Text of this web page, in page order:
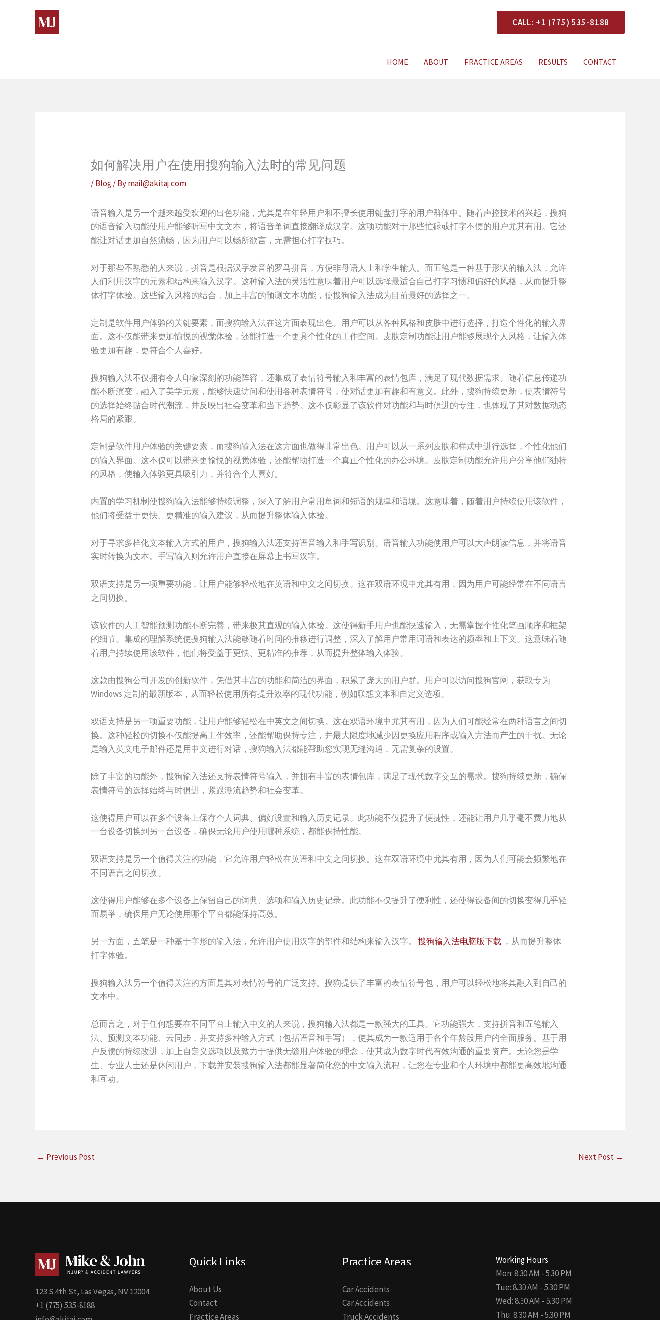
CALL: +1 (775) 535-8188
HOME ABOUT PRACTICE AREAS RESULTS CONTACT
如何解决用户在使用搜狗输入法时的常见问题
/Blog/ Bymail@akitaj.com
语音输入是另一个越来越受欢迎的出色功能，尤其是在年轻用户和不擅长使用键盘打字的用户群体中。随着声控技术的兴起，搜狗
的语音输入功能使用户能够听写中文文本，将语音单词直接翻译成汉字。这项功能对于那些忙碌或打字不便的用户尤其有用。它还
能让对话更加自然流畅，因为用户可以畅所欲言，无需担心打字技巧。
对于那些不熟悉的人来说，拼音是根据汉字发音的罗马拼音，方便非母语人士和学生输入。而五笔是一种基于形状的输入法，允许
人们利用汉字的元素和结构来输入汉字。这种输入法的灵活性意味着用户可以选择最适合自己打字习惯和偏好的风格，从而提升整
体打字体验。这些输入风格的结合，加上丰富的预测文本功能，使搜狗输入法成为目前最好的选择之一。
定制是软件用户体验的关键要素，而搜狗输入法在这方面表现出色。用户可以从各种风格和皮肤中进行选择，打造个性化的输入界
面。这不仅能带来更加愉悦的视觉体验，还能打造一个更具个性化的工作空间。皮肤定制功能让用户能够展现个人风格，让输入体
验更加有趣，更符合个人喜好。
搜狗输入法不仅拥有令人印象深刻的功能阵容，还集成了表情符号输入和丰富的表情包库，满足了现代数据需求。随着信息传递功
能不断演变，融入了美学元素，能够快速访问和使用各种表情符号，使对话更加有趣和有意义。此外，搜狗持续更新，使表情符号
的选择始终贴合时代潮流，并反映出社会变革和当下趋势。这不仅彰显了该软件对功能和与时俱进的专注，也体现了其对数据动态
格局的紧跟。
定制是软件用户体验的关键要素，而搜狗输入法在这方面也做得非常出色。用户可以从一系列皮肤和样式中进行选择，个性化他们
的输入界面。这不仅可以带来更愉悦的视觉体验，还能帮助打造一个真正个性化的办公环境。皮肤定制功能允许用户分享他们独特
的风格，使输入体验更具吸引力，并符合个人喜好。
内置的学习机制使搜狗输入法能够持续调整，深入了解用户常用单词和短语的规律和语境。这意味着，随着用户持续使用该软件，
他们将受益于更快、更精准的输入建议，从而提升整体输入体验。
对于寻求多样化文本输入方式的用户，搜狗输入法还支持语音输入和手写识别。语音输入功能使用户可以大声朗读信息，并将语音
实时转换为文本。手写输入则允许用户直接在屏幕上书写汉字。
双语支持是另一项重要功能，让用户能够轻松地在英语和中文之间切换。这在双语环境中尤其有用，因为用户可能经常在不同语言
之间切换。
该软件的人工智能预测功能不断完善，带来极其直观的输入体验。这使得新手用户也能快速输入，无需掌握个性化笔画顺序和框架
的细节。集成的理解系统使搜狗输入法能够随着时间的推移进行调整，深入了解用户常用词语和表达的频率和上下文。这意味着随
着用户持续使用该软件，他们将受益于更快、更精准的推荐，从而提升整体输入体验。
这款由搜狗公司开发的创新软件，凭借其丰富的功能和简洁的界面，积累了庞大的用户群。用户可以访问搜狗官网，获取专为
Windows 定制的最新版本，从而轻松使用所有提升效率的现代功能，例如联想文本和自定义选项。
双语支持是另一项重要功能，让用户能够轻松在中英文之间切换。这在双语环境中尤其有用，因为人们可能经常在两种语言之间切
换。这种轻松的切换不仅能提高工作效率，还能帮助保持专注，并最大限度地减少因更换应用程序或输入方法而产生的干扰。无论
是输入英文电子邮件还是用中文进行对话，搜狗输入法都能帮助您实现无缝沟通，无需复杂的设置。
除了丰富的功能外，搜狗输入法还支持表情符号输入，并拥有丰富的表情包库，满足了现代数字交互的需求。搜狗持续更新，确保
表情符号的选择始终与时俱进，紧跟潮流趋势和社会变革。
这使得用户可以在多个设备上保存个人词典、偏好设置和输入历史记录。此功能不仅提升了便捷性，还能让用户几乎毫不费力地从
一台设备切换到另一台设备，确保无论用户使用哪种系统，都能保持性能。
双语支持是另一个值得关注的功能，它允许用户轻松在英语和中文之间切换。这在双语环境中尤其有用，因为人们可能会频繁地在
不同语言之间切换。
这使得用户能够在多个设备上保留自己的词典、选项和输入历史记录。此功能不仅提升了便利性，还使得设备间的切换变得几乎轻
而易举，确保用户无论使用哪个平台都能保持高效。
另一方面，五笔是一种基于字形的输入法，允许用户使用汉字的部件和结构来输入汉字。搜狗输入法电脑版下载 ，从而提升整体
打字体验。
搜狗输入法另一个值得关注的方面是其对表情符号的广泛支持。搜狗提供了丰富的表情符号包，用户可以轻松地将其融入到自己的
文本中。
总而言之，对于任何想要在不同平台上输入中文的人来说，搜狗输入法都是一款强大的工具。它功能强大，支持拼音和五笔输入
法、预测文本功能、云同步，并支持多种输入方式（包括语音和手写），使其成为一款适用于各个年龄段用户的全面服务。基于用
户反馈的持续改进，加上自定义选项以及致力于提供无缝用户体验的理念，使其成为数字时代有效沟通的重要资产。无论您是学
生、专业人士还是休闲用户，下载并安装搜狗输入法都能显著简化您的中文输入流程，让您在专业和个人环境中都能更高效地沟通
和互动。
← Previous Post Next Post →
123 S 4th St, Las Vegas, NV 12004.
+1 (775) 535-8188
Quick Links
About Us
Contact
Practice Areas
Practice Areas
Car Accidents
Car Accidents
Truck Accidents
Working Hours
Mon: 8.30 AM - 5.30 PM
Tue: 8.30 AM - 5.30 PM
Wed: 8.30 AM - 5.30 PM
Thu: 8.30 AM - 5.30 PM